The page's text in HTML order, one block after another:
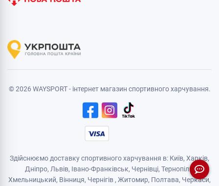
© 2026 WAYSPORT - інтернет магазин спортивного харчування.
Здійснюємо доставку спортивного харчування в: Київ, Харків,
Дніпро, Львів, Івано-Франківськ, Чернівці, Тернопіль
Хмельницький, Вінниця, Чернігів , Житомир, Полтава, Черкаси,